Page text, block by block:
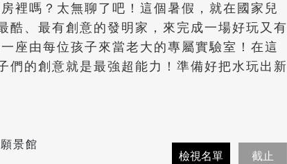
裡嗎？太無聊了吧！這個暑假，就在國家兒
酷、最有創意的發明家，來完成一場好玩又有
座由每位孩子來當老大的專屬實驗室！在這
們的創意就是最強超能力！準備好把水玩出新
景館